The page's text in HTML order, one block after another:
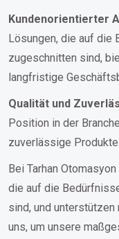
Kundenorientierter
Lösungen, die auf die
zugeschnitten sind,
langfristige
Qualität und
Position in der
zuverlässige Produkte.
Bei Tarhan
die auf die
sind, und unterstützen
uns, um unsere